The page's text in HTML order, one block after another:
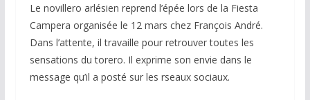
Le novillero arlésien reprend l’épée lors de la Fiesta
Campera organisée le 12 mars chez François André.
Dans l’attente, il travaille pour retrouver toutes les
sensations du torero. Il exprime son envie dans le
message qu’il a posté sur les rseaux sociaux.